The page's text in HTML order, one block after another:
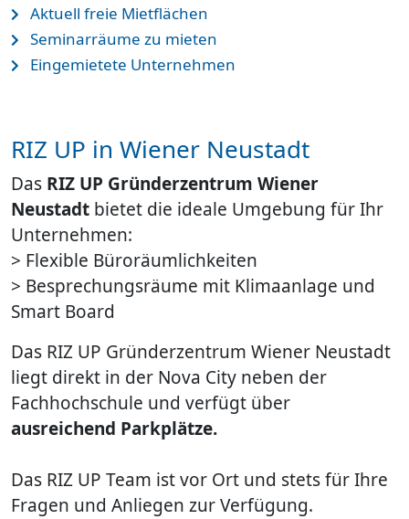
Aktuell freie Mietflächen
Seminarräume zu mieten
Eingemietete Unternehmen
RIZ UP in Wiener Neustadt
Das RIZ UP Gründerzentrum Wiener
Neustadt bietet die ideale Umgebung für Ihr
Unternehmen:
> Flexible Büroräumlichkeiten
> Besprechungsräume mit Klimaanlage und
Smart Board
Das RIZ UP Gründerzentrum Wiener Neustadt
liegt direkt in der Nova City neben der
Fachhochschule und verfügt über
ausreichend Parkplätze.
Das RIZ UP Team ist vor Ort und stets für Ihre
Fragen und Anliegen zur Verfügung.